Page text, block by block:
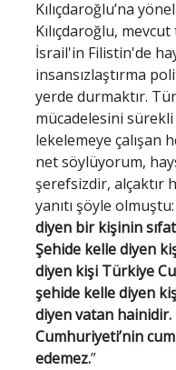
Kılıçdaroğlu’na
Kılıçdaroğlu,
İsrail'in Filistin'de
insansızlaştırma
yerde durmaktır.
mücadelesini
lekelemeye çalışan
net söylüyorum,
şerefsizdir, alçaktır
yanıtı şöyle olmuştu:
diyen bir kişinin
Şehide kelle diyen
diyen kişi Türkiye
şehide kelle diyen
diyen vatan
Cumhuriyeti’nin
edemez.”